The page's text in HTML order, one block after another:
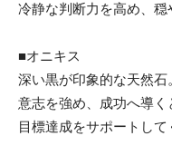
冷静な判断力を高め、穏
■オニキス
深い黒が印象的な天然石
意志を強め、成功へ導く
目標達成をサポートして